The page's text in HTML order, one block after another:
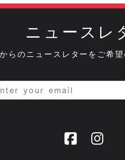
ニュースレ
らのニュースレターをご希望